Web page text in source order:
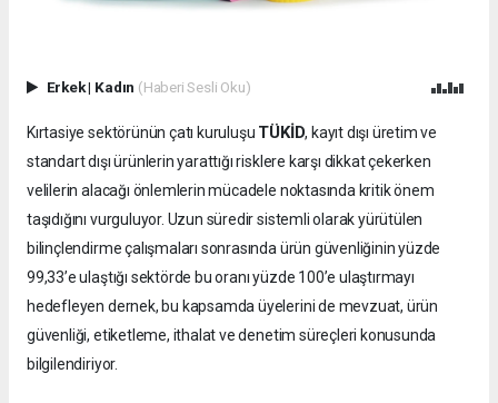
Erkek| Kadın (Haberi Sesli Oku)
Kırtasiye sektörünün çatı kuruluşu TÜKİD, kayıt dışı üretim ve
standart dışı ürünlerin yarattığı risklere karşı dikkat çekerken
velilerin alacağı önlemlerin mücadele noktasında kritik önem
taşıdığını vurguluyor. Uzun süredir sistemli olarak yürütülen
bilinçlendirme çalışmaları sonrasında ürün güvenliğinin yüzde
99,33’e ulaştığı sektörde bu oranı yüzde 100’e ulaştırmayı
hedefleyen dernek, bu kapsamda üyelerini de mevzuat, ürün
güvenliği, etiketleme, ithalat ve denetim süreçleri konusunda
bilgilendiriyor.